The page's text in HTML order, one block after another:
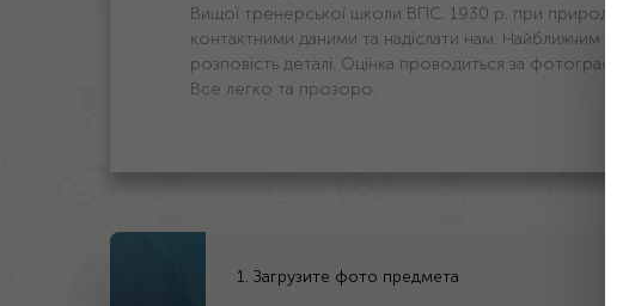
Вищої тренерської школи ВПС. 1930 р. при
контактними даними та надіслати нам. Найближчим
розповість деталі. Оцінка проводиться за
Все легко та прозоро.
1. Загрузите фото предмета